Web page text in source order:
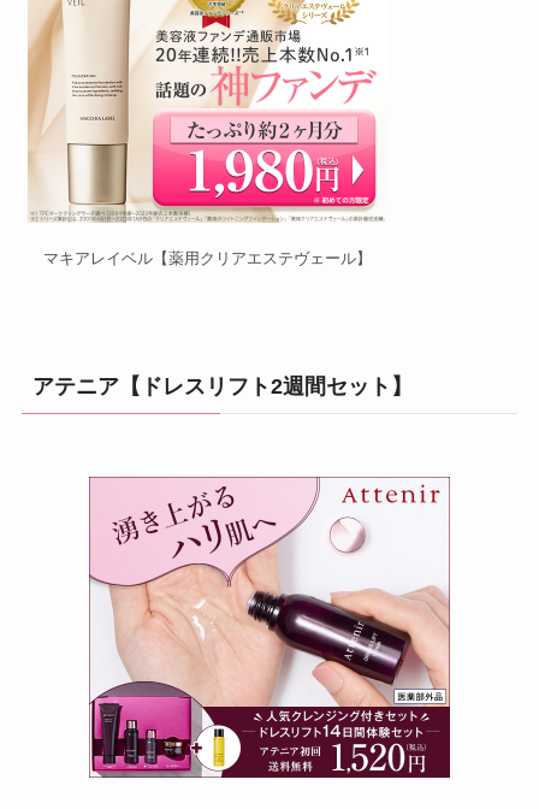
マキアレイベル【薬用クリアエステヴェール】
アテニア【ドレスリフト2週間セット】